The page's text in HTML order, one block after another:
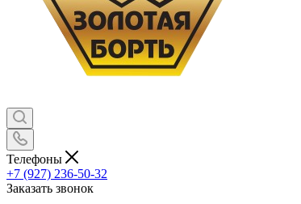
Телефоны
+7 (927) 236-50-32
Заказать звонок